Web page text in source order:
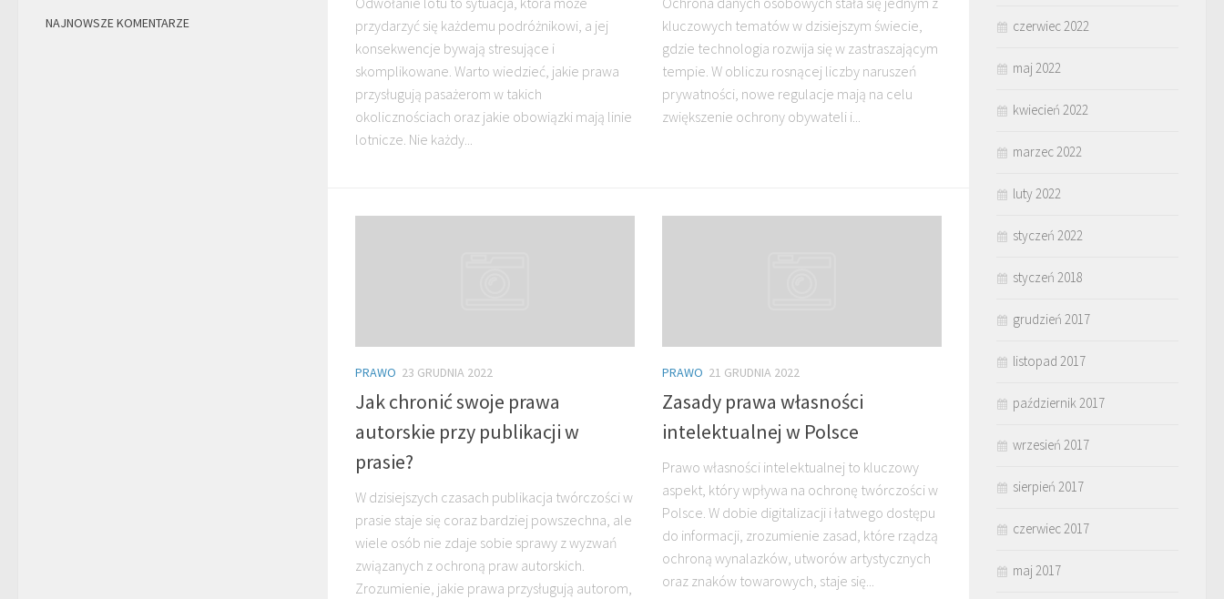
przydarzyć się każdemu podróżnikowi, a jej
konsekwencje bywają stresujące i
skomplikowane. Warto wiedzieć, jakie prawa
przysługują pasażerom w takich
okolicznościach oraz jakie obowiązki mają linie
lotnicze. Nie każdy...
kluczowych tematów w dzisiejszym świecie,
gdzie technologia rozwija się w zastraszającym
tempie. W obliczu rosnącej liczby naruszeń
prywatności, nowe regulacje mają na celu
zwiększenie ochrony obywateli i...
PRAWO 23 GRUDNIA 2022
Jak chronić swoje prawa
autorskie przy publikacji w
prasie?
W dzisiejszych czasach publikacja twórczości w
prasie staje się coraz bardziej powszechna, ale
wiele osób nie zdaje sobie sprawy z wyzwań
związanych z ochroną praw autorskich.
Zrozumienie, jakie prawa przysługują autorom,
PRAWO 21 GRUDNIA 2022
Zasady prawa własności
intelektualnej w Polsce
Prawo własności intelektualnej to kluczowy
aspekt, który wpływa na ochronę twórczości w
Polsce. W dobie digitalizacji i łatwego dostępu
do informacji, zrozumienie zasad, które rządzą
ochroną wynalazków, utworów artystycznych
oraz znaków towarowych, staje się...
NAJNOWSZE KOMENTARZE czerwiec 2022
maj 2022
kwiecień 2022
marzec 2022
luty 2022
styczeń 2022
styczeń 2018
grudzień 2017
listopad 2017
październik 2017
wrzesień 2017
sierpień 2017
czerwiec 2017
maj 2017